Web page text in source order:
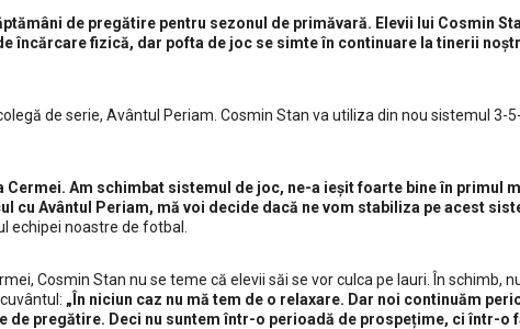
de pregătire pentru sezonul de primăvară. Elevii lui Cosmin
încărcare fizică, dar pofta de joc se simte în continuare la tinerii
de serie, Avântul Periam. Cosmin Stan va utiliza din nou sistemul 3-
Cermei. Am schimbat sistemul de joc, ne-a ieșit foarte bine în primul
cu Avântul Periam, mă voi decide dacă ne vom stabiliza pe acest
echipei noastre de fotbal.
Cosmin Stan nu se teme că elevii săi se vor culca pe lauri. În schimb,
„În niciun caz nu mă tem de o relaxare. Dar noi continuăm
de pregătire. Deci nu suntem într-o perioadă de prospețime, ci într-o